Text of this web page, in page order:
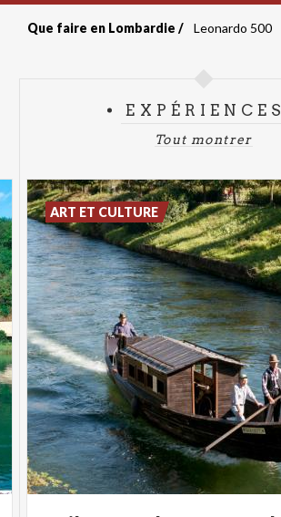
Que faire en Lombardie Leonardo 500
EXPÉRIENCES
Tout montrer
ART ET CULTURE